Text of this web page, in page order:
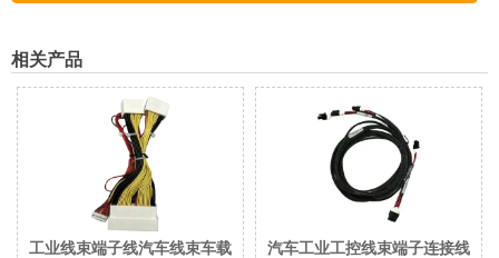
相关产品
工业线束端子线汽车线束车载
汽车工业工控线束端子连接线